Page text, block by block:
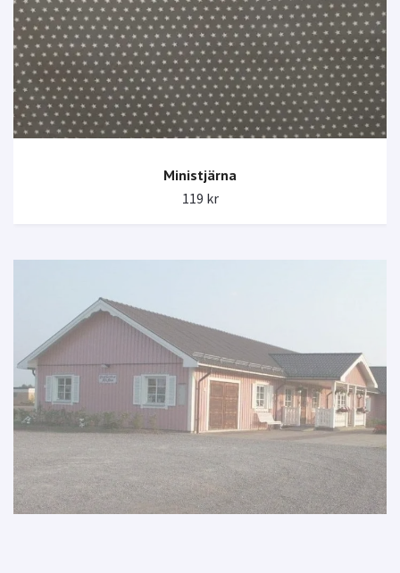
Ministjärna
119 kr